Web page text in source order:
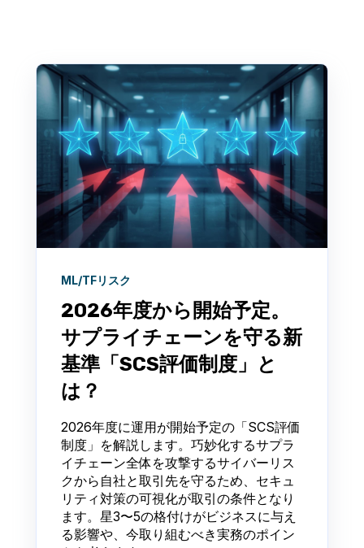
ML/TFリスク
2026年度から開始予定。
サプライチェーンを守る新
基準「SCS評価制度」と
は？
2026年度に運用が開始予定の「SCS評価
制度」を解説します。巧妙化するサプラ
イチェーン全体を攻撃するサイバーリス
クから自社と取引先を守るため、セキュ
リティ対策の可視化が取引の条件となり
ます。星3〜5の格付けがビジネスに与え
る影響や、今取り組むべき実務のポイン